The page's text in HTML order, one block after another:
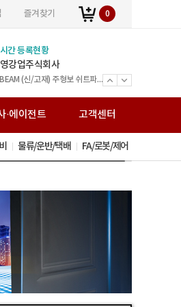
즐겨찾기 0
간 등록현황
)위인에스티
H-BEAM(중고) 주형보 쉬트파일 복공판 스크류잭 앵글잭 그 외 다수 제품 취급업체
회사광호스틸
강업주식회사
H-BEAM (신/고재) 주형보 쉬트파일 복공판 앵글 스크류잭 유압잭 앵글잭 ㄱ앵글 중고철강
)볼타필터
볼타퓨리탑 가정용 볼타퓨리탑 산업용
)세민조경
조경시설 / 신제품 / 조합놀이시설 / 퍼골라 / 벤치 / 편의시설
회사 민수강업
H빔 주형보 쉬트파일 복공판 앵글 스크류잭 유압잭 앵글잭 ㄱ앵글 중고철강
디알
틸
H-BEAM(신/고재) 주형보.쉬트파일.복공판.스크류잭.앵글잭.고철 外
)정원스틸
H빔 고철 스텐고철 압축고철 금속원료 재생업
)창대테크
고철
스틸주식회사
봉강(이형철근) H빔(신/고재) 데크, 각관, 환봉, C형강, 잔넬 각종 철강재 도소매
회사 미래팩토리
운수
화물운송 25톤 - 카고
화물
화물운송 25톤 - 카고
비투비네트워크화물
화물운송 5톤
가설산업
가설재 임대/판매,시스템비계,시스템서포트,비계설치/해체
)송암아이템
전문건설업(금속구조물 창호공사업 조경시설물 설치공사업)면허 ISO9001(간이시설물)특허
)준경산업
H빔 주형보 중고철강 복공판 쉬트파일 앵글잭 스크류잭 그외 철강재
)거원철강
H-Beam(신/고재) 강관파일 주형보 복공판 앵글 스크류잭 앵글잭 철강 고철
)백상스틸
H-Beam(신/고재)/건축용 H빔/중고철강/주형보/ 쉬트파일/복공판/H형복공판/스크류잭/앵글잭/고철
·에이전트 고객센터
물류/운반/택배 FA/로봇/제어